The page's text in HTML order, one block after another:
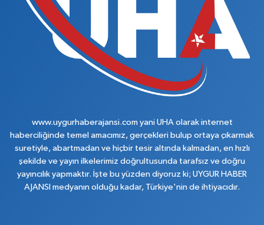
www.uygurhaberajansi.com yani UHA olarak internet
haberciliğinde temel amacımız, gerçekleri bulup ortaya çıkarmak
suretiyle, abartmadan ve hiçbir tesir altında kalmadan, en hızlı
şekilde ve yayın ilkelerimiz doğrultusunda tarafsız ve doğru
yayıncılık yapmaktır. İşte bu yüzden diyoruz ki; UYGUR HABER
AJANSI medyanın olduğu kadar, Türkiye'nin de ihtiyacıdır.